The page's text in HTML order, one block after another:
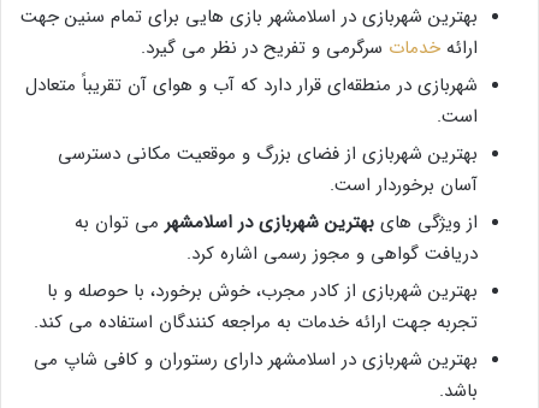
بهترین شهربازی در اسلامشهر بازی هایی برای تمام سنین جهت
ارائه خدمات سرگرمی و تفریح در نظر می گیرد.
شهربازی در منطقه‌ای قرار دارد که آب و هوای آن تقریباً متعادل
است.
بهترین شهربازی از فضای بزرگ و موقعیت مکانی دسترسی
آسان برخوردار است.
از ویژگی های بهترین شهربازی در اسلامشهر می توان به
دریافت گواهی و مجوز رسمی اشاره کرد.
بهترین شهربازی از کادر مجرب، خوش برخورد، با حوصله و با
تجربه جهت ارائه خدمات به مراجعه کنندگان استفاده می کند.
بهترین شهربازی در اسلامشهر دارای رستوران و کافی شاپ می
باشد.